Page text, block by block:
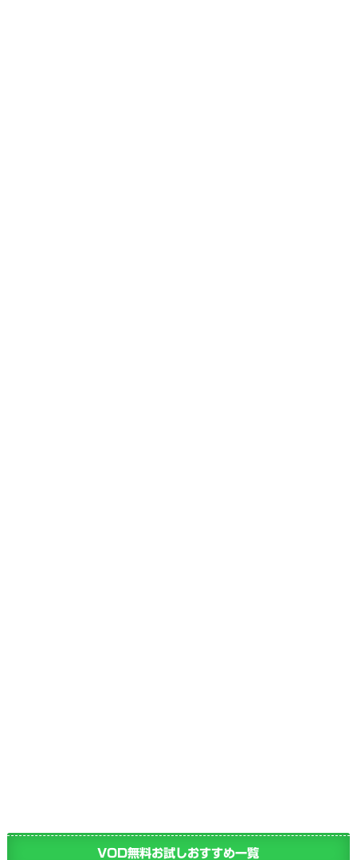
VOD無料お試しおすすめ一覧